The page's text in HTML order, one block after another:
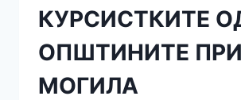
КУРСИСТКИТЕ
ОПШТИНИТЕ
МОГИЛА